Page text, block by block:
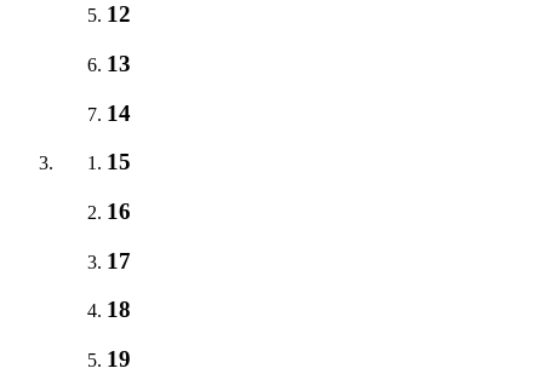
12
13
14
15
16
17
18
19